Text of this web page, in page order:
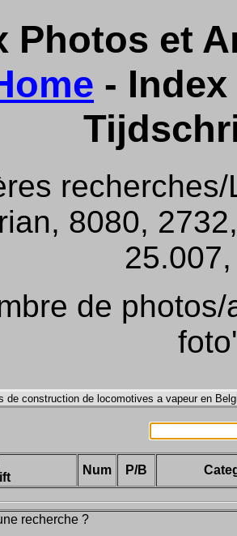
Photos et
-
8080,
de
Num P/B
recherche ?